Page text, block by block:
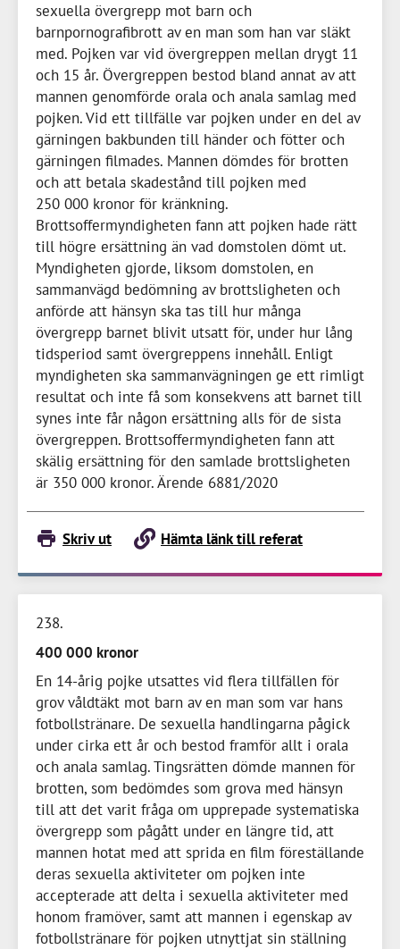
sexuella övergrepp mot barn och
barnpornografibrott av en man som han var släkt
med. Pojken var vid övergreppen mellan drygt 11
och 15 år. Övergreppen bestod bland annat av att
mannen genomförde orala och anala samlag med
pojken. Vid ett tillfälle var pojken under en del av
gärningen bakbunden till händer och fötter och
gärningen filmades. Mannen dömdes för brotten
och att betala skadestånd till pojken med
250 000 kronor för kränkning.
Brottsoffermyndigheten fann att pojken hade rätt
till högre ersättning än vad domstolen dömt ut.
Myndigheten gjorde, liksom domstolen, en
sammanvägd bedömning av brottsligheten och
anförde att hänsyn ska tas till hur många
övergrepp barnet blivit utsatt för, under hur lång
tidsperiod samt övergreppens innehåll. Enligt
myndigheten ska sammanvägningen ge ett rimligt
resultat och inte få som konsekvens att barnet till
synes inte får någon ersättning alls för de sista
övergreppen. Brottsoffermyndigheten fann att
skälig ersättning för den samlade brottsligheten
är 350 000 kronor. Ärende 6881/2020
Skriv ut Hämta länk till referat
238
400 000 kronor
En 14-årig pojke utsattes vid flera tillfällen för
grov våldtäkt mot barn av en man som var hans
fotbollstränare. De sexuella handlingarna pågick
under cirka ett år och bestod framför allt i orala
och anala samlag. Tingsrätten dömde mannen för
brotten, som bedömdes som grova med hänsyn
till att det varit fråga om upprepade systematiska
övergrepp som pågått under en längre tid, att
mannen hotat med att sprida en film föreställande
deras sexuella aktiviteter om pojken inte
accepterade att delta i sexuella aktiviteter med
honom framöver, samt att mannen i egenskap av
fotbollstränare för pojken utnyttjat sin ställning